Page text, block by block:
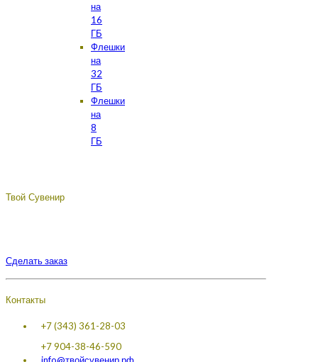
на
16
ГБ
Флешки
на
32
ГБ
Флешки
на
8
ГБ
Твой Сувенир
Сделать заказ
Контакты
+7 (343) 361-28-03
+7 904-38-46-590